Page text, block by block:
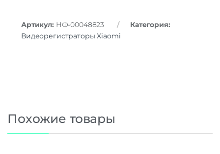
Артикул: НФ-00048823
Категория:
Видеорегистраторы Xiaomi
Похожие товары